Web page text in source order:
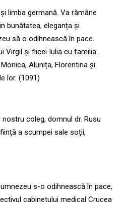
și limba germană. Va rămâne
bunătatea, eleganța și
să o odihnească în pace.
Virgil și fiicei Iulia cu familia.
Alunița, Florentina și
lor. (1091)
coleg, domnul dr. Rusu
a scumpei sale soții,
s-o odihnească în pace,
cabinetului medical Crucea